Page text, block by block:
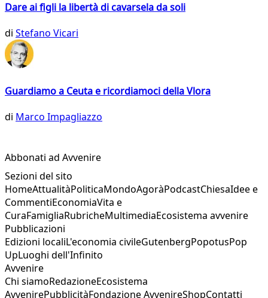
Dare ai figli la libertà di cavarsela da soli
di Stefano Vicari
Guardiamo a Ceuta e ricordiamoci della Vlora
di Marco Impagliazzo
Abbonati ad Avvenire
Sezioni del sito
HomeAttualitàPoliticaMondoAgoràPodcastChiesaIdee e
CommentiEconomiaVita e
CuraFamigliaRubricheMultimediaEcosistema avvenire
Pubblicazioni
Edizioni localiL'economia civileGutenbergPopotusPop
UpLuoghi dell'Infinito
Avvenire
Chi siamoRedazioneEcosistema
AvvenirePubblicitàFondazione AvvenireShopContatti